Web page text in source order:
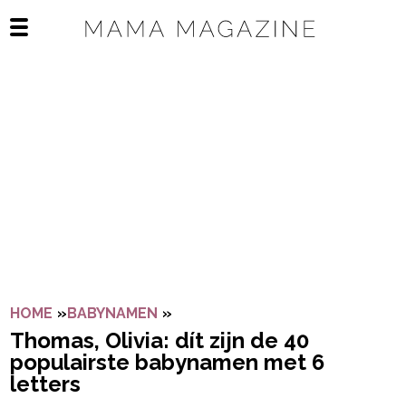
Open het mobiele menu
HOME »BABYNAMEN »
Thomas, Olivia: dít zijn de 40
populairste babynamen met 6
letters